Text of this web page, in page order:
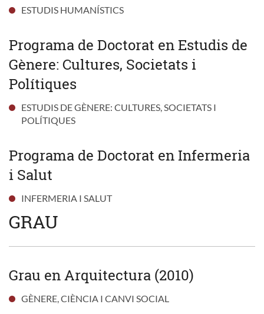
ESTUDIS HUMANÍSTICS
Programa de Doctorat en Estudis de
Gènere: Cultures, Societats i
Polítiques
ESTUDIS DE GÈNERE: CULTURES, SOCIETATS I
POLÍTIQUES
Programa de Doctorat en Infermeria
i Salut
INFERMERIA I SALUT
GRAU
Grau en Arquitectura (2010)
GÈNERE, CIÈNCIA I CANVI SOCIAL